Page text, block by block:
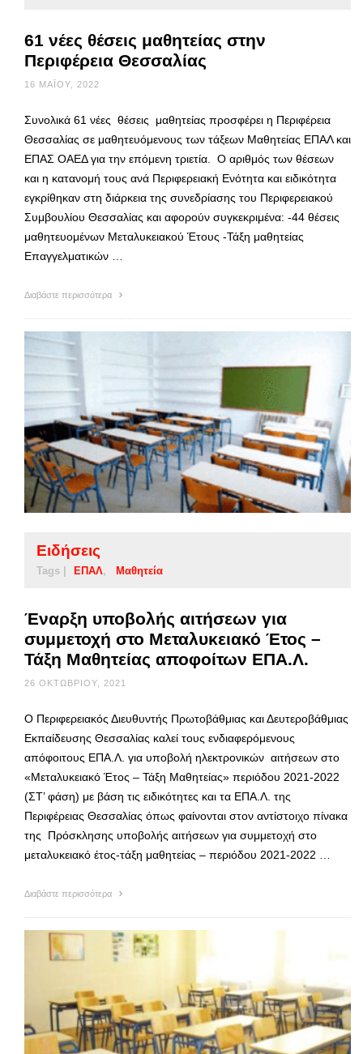
61 νέες θέσεις μαθητείας στην
Περιφέρεια Θεσσαλίας
16 ΜΑΪ́ΟΥ, 2022
Συνολικά 61 νέες θέσεις μαθητείας προσφέρει η Περιφέρεια
Θεσσαλίας σε μαθητευόμενους των τάξεων Μαθητείας ΕΠΑΛ και
ΕΠΑΣ ΟΑΕΔ για την επόμενη τριετία. Ο αριθμός των θέσεων
και η κατανομή τους ανά Περιφερειακή Ενότητα και ειδικότητα
εγκρίθηκαν στη διάρκεια της συνεδρίασης του Περιφερειακού
Συμβουλίου Θεσσαλίας και αφορούν συγκεκριμένα: -44 θέσεις
μαθητευομένων Μεταλυκειακού Έτους -Τάξη μαθητείας
Επαγγελματικών …
Διαβάστε περισσότερα
Ειδήσεις
Tags | ΕΠΑΛ Μαθητεία
Έναρξη υποβολής αιτήσεων για
συμμετοχή στο Μεταλυκειακό Έτος –
Τάξη Μαθητείας αποφοίτων ΕΠΑ.Λ.
26 ΟΚΤΩΒΡΊΟΥ, 2021
Ο Περιφερειακός Διευθυντής Πρωτοβάθμιας και Δευτεροβάθμιας
Εκπαίδευσης Θεσσαλίας καλεί τους ενδιαφερόμενους
απόφοιτους ΕΠΑ.Λ. για υποβολή ηλεκτρονικών αιτήσεων στο
«Μεταλυκειακό Έτος – Τάξη Μαθητείας» περιόδου 2021-2022
(ΣΤ’ φάση) με βάση τις ειδικότητες και τα ΕΠΑ.Λ. της
Περιφέρειας Θεσσαλίας όπως φαίνονται στον αντίστοιχο πίνακα
της Πρόσκλησης υποβολής αιτήσεων για συμμετοχή στο
μεταλυκειακό έτος-τάξη μαθητείας – περιόδου 2021-2022 …
Διαβάστε περισσότερα